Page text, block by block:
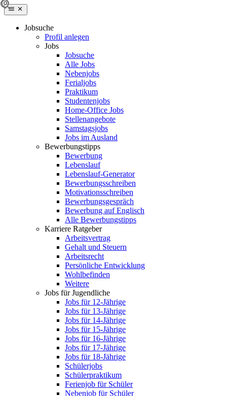
Jobsuche
Profil anlegen
Jobs
Jobsuche
Alle Jobs
Nebenjobs
Ferialjobs
Praktikum
Studentenjobs
Home-Office Jobs
Stellenangebote
Samstagsjobs
Jobs im Ausland
Bewerbungstipps
Bewerbung
Lebenslauf
Lebenslauf-Generator
Bewerbungsschreiben
Motivationsschreiben
Bewerbungsgespräch
Bewerbung auf Englisch
Alle Bewerbungstipps
Karriere Ratgeber
Arbeitsvertrag
Gehalt und Steuern
Arbeitsrecht
Persönliche Entwicklung
Wohlbefinden
Weitere
Jobs für Jugendliche
Jobs für 12-Jährige
Jobs für 13-Jährige
Jobs für 14-Jährige
Jobs für 15-Jährige
Jobs für 16-Jährige
Jobs für 17-Jährige
Jobs für 18-Jährige
Schülerjobs
Schülerpraktikum
Ferienjob für Schüler
Nebenjob für Schüler